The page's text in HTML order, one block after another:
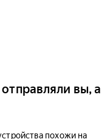
вы, а
похожи на